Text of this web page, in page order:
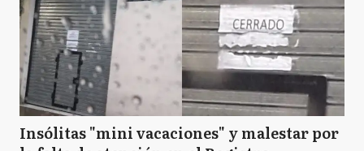
Insólitas "mini vacaciones" y malestar por